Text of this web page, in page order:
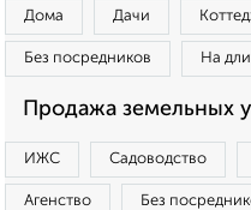
Дома Дачи
Без посредников На
Продажа земельных
ИЖС Садоводство
Агенство Без